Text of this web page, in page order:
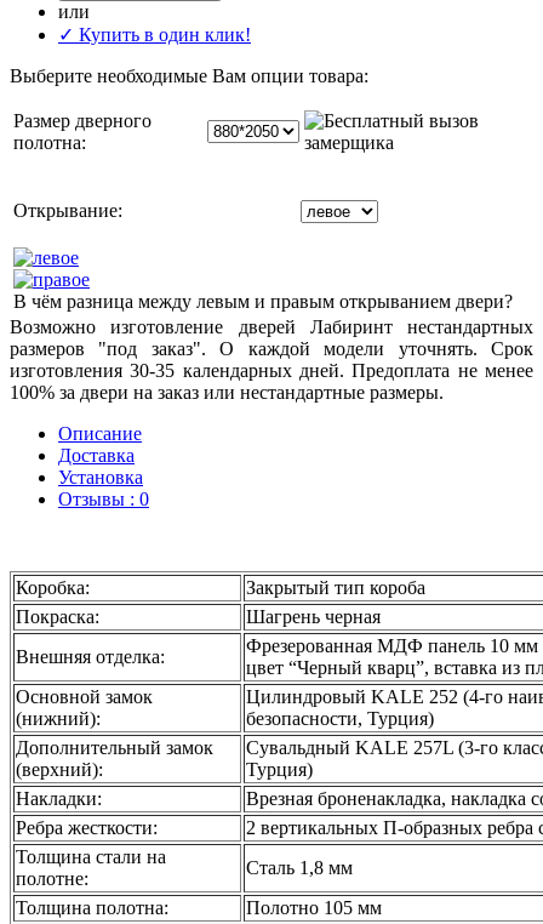
или
✓ Купить в один клик!
Выберите необходимые Вам опции товара:
Размер дверного
полотна:
Открывание:
В чём разница между левым и правым открыванием двери?
Возможно изготовление дверей Лабиринт нестандартных
размеров "под заказ". О каждой модели уточнять. Срок
изготовления 30-35 календарных дней. Предоплата не менее
100% за двери на заказ или нестандартные размеры.
Описание
Доставка
Установка
Отзывы : 0
Коробка:
Закрытый тип короба
Покраска:
Шагрень черная
Внешняя отделка:
Фрезерованная МДФ панель 10 мм
цвет “Черный кварц”, вставка из
Основной замок
(нижний):
Цилиндровый KALE 252 (4-го
безопасности, Турция)
Дополнительный замок
(верхний):
Сувальдный KALE 257L (3-го
Турция)
Накладки:
Врезная броненакладка, накладка
Ребра жесткости:
2 вертикальных П-образных ребра
Толщина стали на
полотне:
Сталь 1,8 мм
Толщина полотна:
Полотно 105 мм